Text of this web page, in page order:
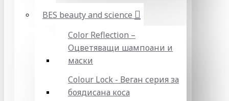
BES beauty and science
Color Reflection –
Оцветяващи шампоани и
маски
Colour Lock - Веган серия за
боядисана коса